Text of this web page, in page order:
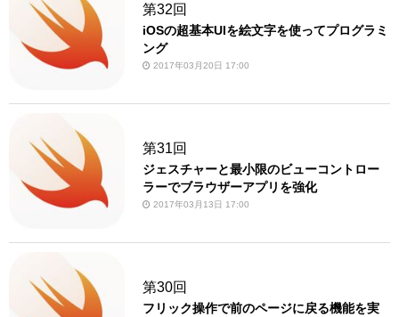
第32回
iOSの超基本UIを絵文字を使ってプログラミ
ング
2017年03月20日 17:00
第31回
ジェスチャーと最小限のビューコントロー
ラーでブラウザーアプリを強化
2017年03月13日 17:00
第30回
フリック操作で前のページに戻る機能を実